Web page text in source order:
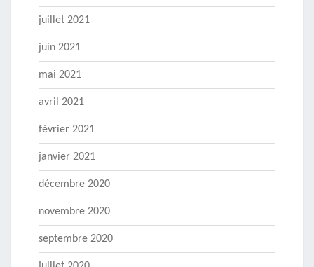
juillet 2021
juin 2021
mai 2021
avril 2021
février 2021
janvier 2021
décembre 2020
novembre 2020
septembre 2020